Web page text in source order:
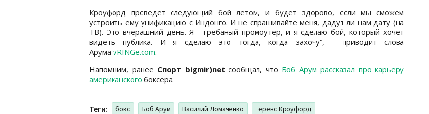
Кроуфорд проведет следующий бой летом, и будет здорово, если мы сможем
устроить ему унификацию с Индонго. И не спрашивайте меня, дадут ли нам дату (на
ТВ). Это вчерашний день. Я - гребаный промоутер, и я сделаю бой, который хочет
видеть публика. И я сделаю это тогда, когда захочу“, - приводит слова
Арума vRINGe.com.
Напомним, ранее Спорт bigmir)net сообщал, что Боб Арум рассказал про карьеру
американского боксера.
Теги: бокс Боб Арум Василий Ломаченко Теренс Кроуфорд